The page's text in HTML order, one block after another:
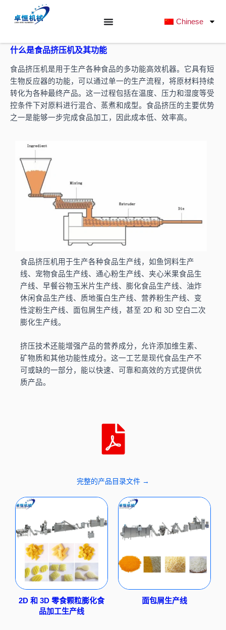
容
Chinese
什么是食品挤压机及其功能
食品挤压机是用于生产各种食品的多功能高效机器。它具有短
生物反应器的功能，可以通过单一的生产流程，将原材料持续
转化为各种最终产品。这一过程包括在温度、压力和湿度等受
控条件下对原料进行混合、蒸煮和成型。食品挤压的主要优势
之一是能够一步完成食品加工，因此成本低、效率高。
食品挤压机用于生产各种食品生产线，如鱼饲料生产
线、宠物食品生产线、通心粉生产线、夹心米果食品生
产线、早餐谷物玉米片生产线、膨化食品生产线、油炸
休闲食品生产线、质地蛋白生产线、营养粉生产线、变
性淀粉生产线、面包屑生产线，甚至 2D 和 3D 空白二次
膨化生产线。
挤压技术还能增强产品的营养成分，允许添加维生素、
矿物质和其他功能性成分。这一工艺是现代食品生产不
可或缺的一部分，能以快速、可靠和高效的方式提供优
质产品。
完整的产品目录文件 →
2D 和 3D 零食颗粒膨化食
品加工生产线
面包屑生产线